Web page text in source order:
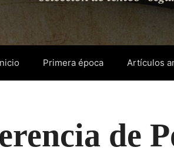
Primera época Artículos
de